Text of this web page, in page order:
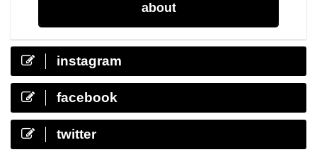
about
instagram
facebook
twitter